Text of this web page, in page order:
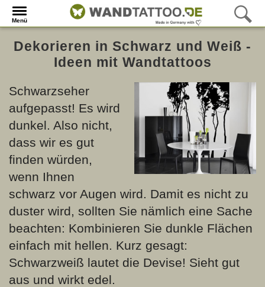
Menü
Dekorieren in Schwarz und Weiß -
Ideen mit Wandtattoos
Schwarzseher
aufgepasst! Es wird
dunkel. Also nicht,
dass wir es gut
finden würden,
wenn Ihnen
schwarz vor Augen wird. Damit es nicht zu
duster wird, sollten Sie nämlich eine Sache
beachten: Kombinieren Sie dunkle Flächen
einfach mit hellen. Kurz gesagt:
Schwarzweiß lautet die Devise! Sieht gut
aus und wirkt edel.